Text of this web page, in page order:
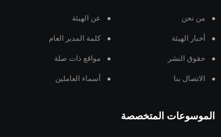
من نحن عن الهيئة
أخبار الهيئة كلمة المدير العام
حقوق النشر مواقع ذات صلة
الاتصال بنا أسماء العاملين
الموسوعات المتخصصة